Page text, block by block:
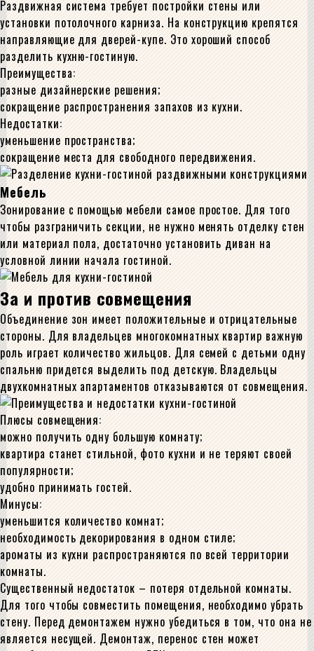
Раздвижная система требует постройки стены или
установки потолочного карниза. На конструкцию крепятся
направляющие для дверей-купе. Это хороший способ
разделить кухню-гостиную.
Преимущества:
разные дизайнерские решения;
сокращение распространения запахов из кухни.
Недостатки:
уменьшение пространства;
сокращение места для свободного передвижения.
Мебель
Зонирование с помощью мебели самое простое. Для того
чтобы разграничить секции, не нужно менять отделку стен
или материал пола, достаточно установить диван на
условной линии начала гостиной.
За и против совмещения
Объединение зон имеет положительные и отрицательные
стороны. Для владельцев многокомнатных квартир важную
роль играет количество жильцов. Для семей с детьми одну
спальню придется выделить под детскую. Владельцы
двухкомнатных апартаментов отказываются от совмещения.
Плюсы совмещения:
можно получить одну большую комнату;
квартира станет стильной, фото кухни и не теряют своей
популярности;
удобно принимать гостей.
Минусы:
уменьшится количество комнат;
необходимость декорирования в одном стиле;
ароматы из кухни распространяются по всей территории
комнаты.
Существенный недостаток – потеря отдельной комнаты.
Для того чтобы совместить помещения, необходимо убрать
стену. Перед демонтажем нужно убедиться в том, что она не
является несущей. Демонтаж, перенос стен может